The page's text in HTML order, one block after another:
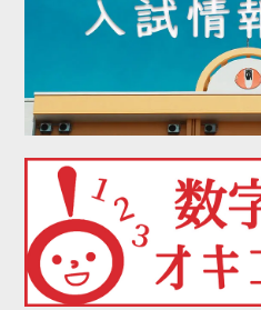
2021年12月
2021年09月
2021年07月
2021年06月
2021年05月
2021年04月